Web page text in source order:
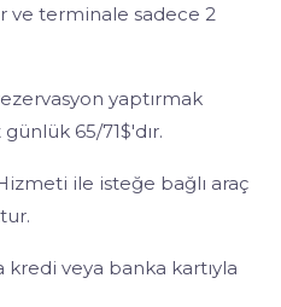
ve terminale sadece 2
yaptırmak
65/71$'dır.
ile isteğe bağlı araç
kredi veya banka kartıyla